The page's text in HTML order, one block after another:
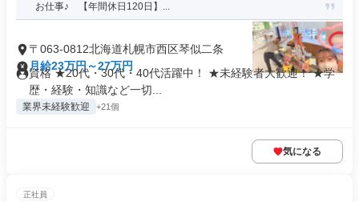
お仕事♪ 【年間休日120日】...
〒063-0812北海道札幌市西区琴似二条
月給23万円～27万円
資格 ★20代・30代・40代活躍中！ ★未経験者大歓迎！ ★学
歴・経験・知識など一切...
業界未経験歓迎 +21個
気になる
正社員